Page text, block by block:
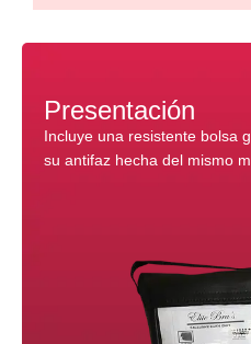
Presentación
Incluye una resistente bolsa
su antifaz hecha del mismo